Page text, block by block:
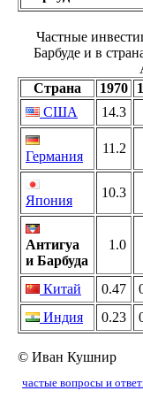
Частные
Барбуде и в
Страна
1970
США
14.3
Германия
11.2
Япония
10.3
Антигуа
и Барбуда
1.0
Китай 0.47
Индия
0.23
© Иван Кушнир
частые вопросы и